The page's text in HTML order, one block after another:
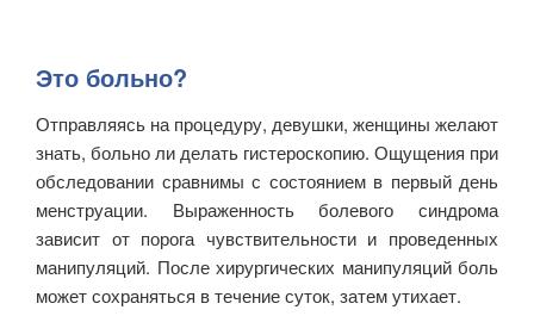
Это больно?
Отправляясь на процедуру, девушки, женщины желают
знать, больно ли делать гистероскопию. Ощущения при
обследовании сравнимы с состоянием в первый день
менструации. Выраженность болевого синдрома
зависит от порога чувствительности и проведенных
манипуляций. После хирургических манипуляций боль
может сохраняться в течение суток, затем утихает.